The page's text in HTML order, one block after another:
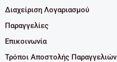
Διαχείριση Λογαριασμού
Παραγγελίες
Επικοινωνία
Τρόποι Αποστολής Παραγγελιών